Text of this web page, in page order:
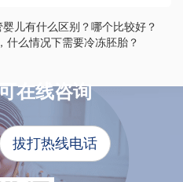
儿有什么区别？哪个比较好？
什么情况下需要冷冻胚胎？
在线咨询
拔打热线电话